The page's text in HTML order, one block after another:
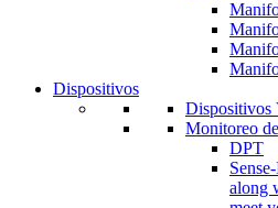
Dispositivos
Dispositivos
Monitoreo
DPT
along